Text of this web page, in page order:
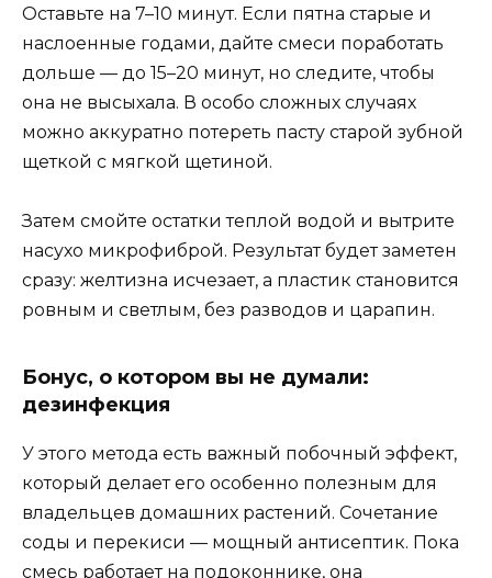
Оставьте на 7–10 минут. Если пятна старые и
наслоенные годами, дайте смеси поработать
дольше — до 15–20 минут, но следите, чтобы
она не высыхала. В особо сложных случаях
можно аккуратно потереть пасту старой зубной
щеткой с мягкой щетиной.
Затем смойте остатки теплой водой и вытрите
насухо микрофиброй. Результат будет заметен
сразу: желтизна исчезает, а пластик становится
ровным и светлым, без разводов и царапин.
Бонус, о котором вы не думали:
дезинфекция
У этого метода есть важный побочный эффект,
который делает его особенно полезным для
владельцев домашних растений. Сочетание
соды и перекиси — мощный антисептик. Пока
смесь работает на подоконнике, она